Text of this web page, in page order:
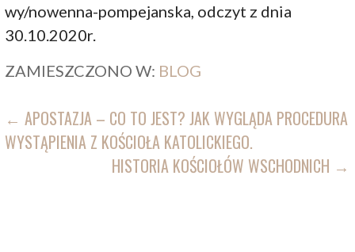
wy/nowenna-pompejanska, odczyt z dnia
30.10.2020r.
ZAMIESZCZONO W: BLOG
NAWIGACJA
WPISU
← APOSTAZJA – CO TO JEST? JAK WYGLĄDA PROCEDURA
WYSTĄPIENIA Z KOŚCIOŁA KATOLICKIEGO.
HISTORIA KOŚCIOŁÓW WSCHODNICH →